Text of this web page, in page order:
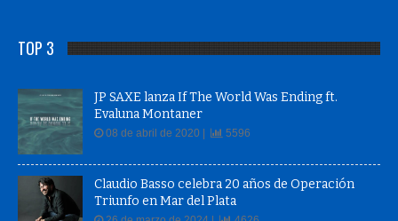
TOP 3
JP SAXE lanza If The World Was Ending ft.
Evaluna Montaner
08 de abril de 2020 | 5596
Claudio Basso celebra 20 años de Operación
Triunfo en Mar del Plata